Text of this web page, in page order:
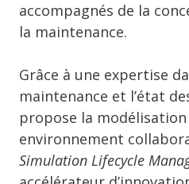
accompagnés de la
la maintenance.
Grâce à une expertise
maintenance et l’état
propose la
environnement
Simulation Lifecycle